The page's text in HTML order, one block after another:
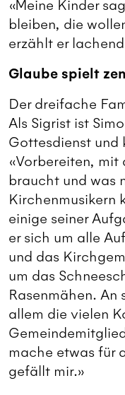
«Meine Kinder
bleiben, die
erzählt er
Glaube spielt
Der dreifache
Als Sigrist ist
Gottesdienst und
«Vorbereiten, mit
braucht und was
Kirchenmusikern
einige seiner
er sich um alle
und das
um das
Rasenmähen. An
allem die vielen
mache etwas für
gefällt mir.»